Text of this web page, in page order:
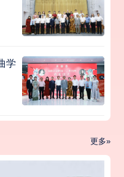
学
更多»